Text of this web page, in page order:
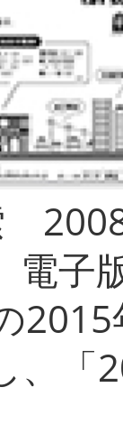
子
、「